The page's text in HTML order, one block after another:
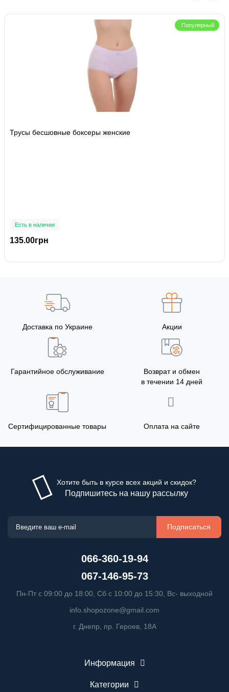
Популярный
Трусы бесшовные боксеры женские
Есть в наличии
135.00грн
Доставка по Украине Акции
Гарантийное обслуживание
Возврат и обмен
в течении 14 дней
Сертифицированные товары Оплата на сайте
Хотите быть в курсе всех акций и скидок?
Подпишитесь на нашу рассылку
Подписаться
066-360-19-94
067-146-95-73
Пн-Пт с 09:00 до 18:00, Сб с 10:00 до 15:30, Вс- выходной
info.shopozone@gmail.com
г. Днепр, пр. Героев, 18А
Информация
Категории